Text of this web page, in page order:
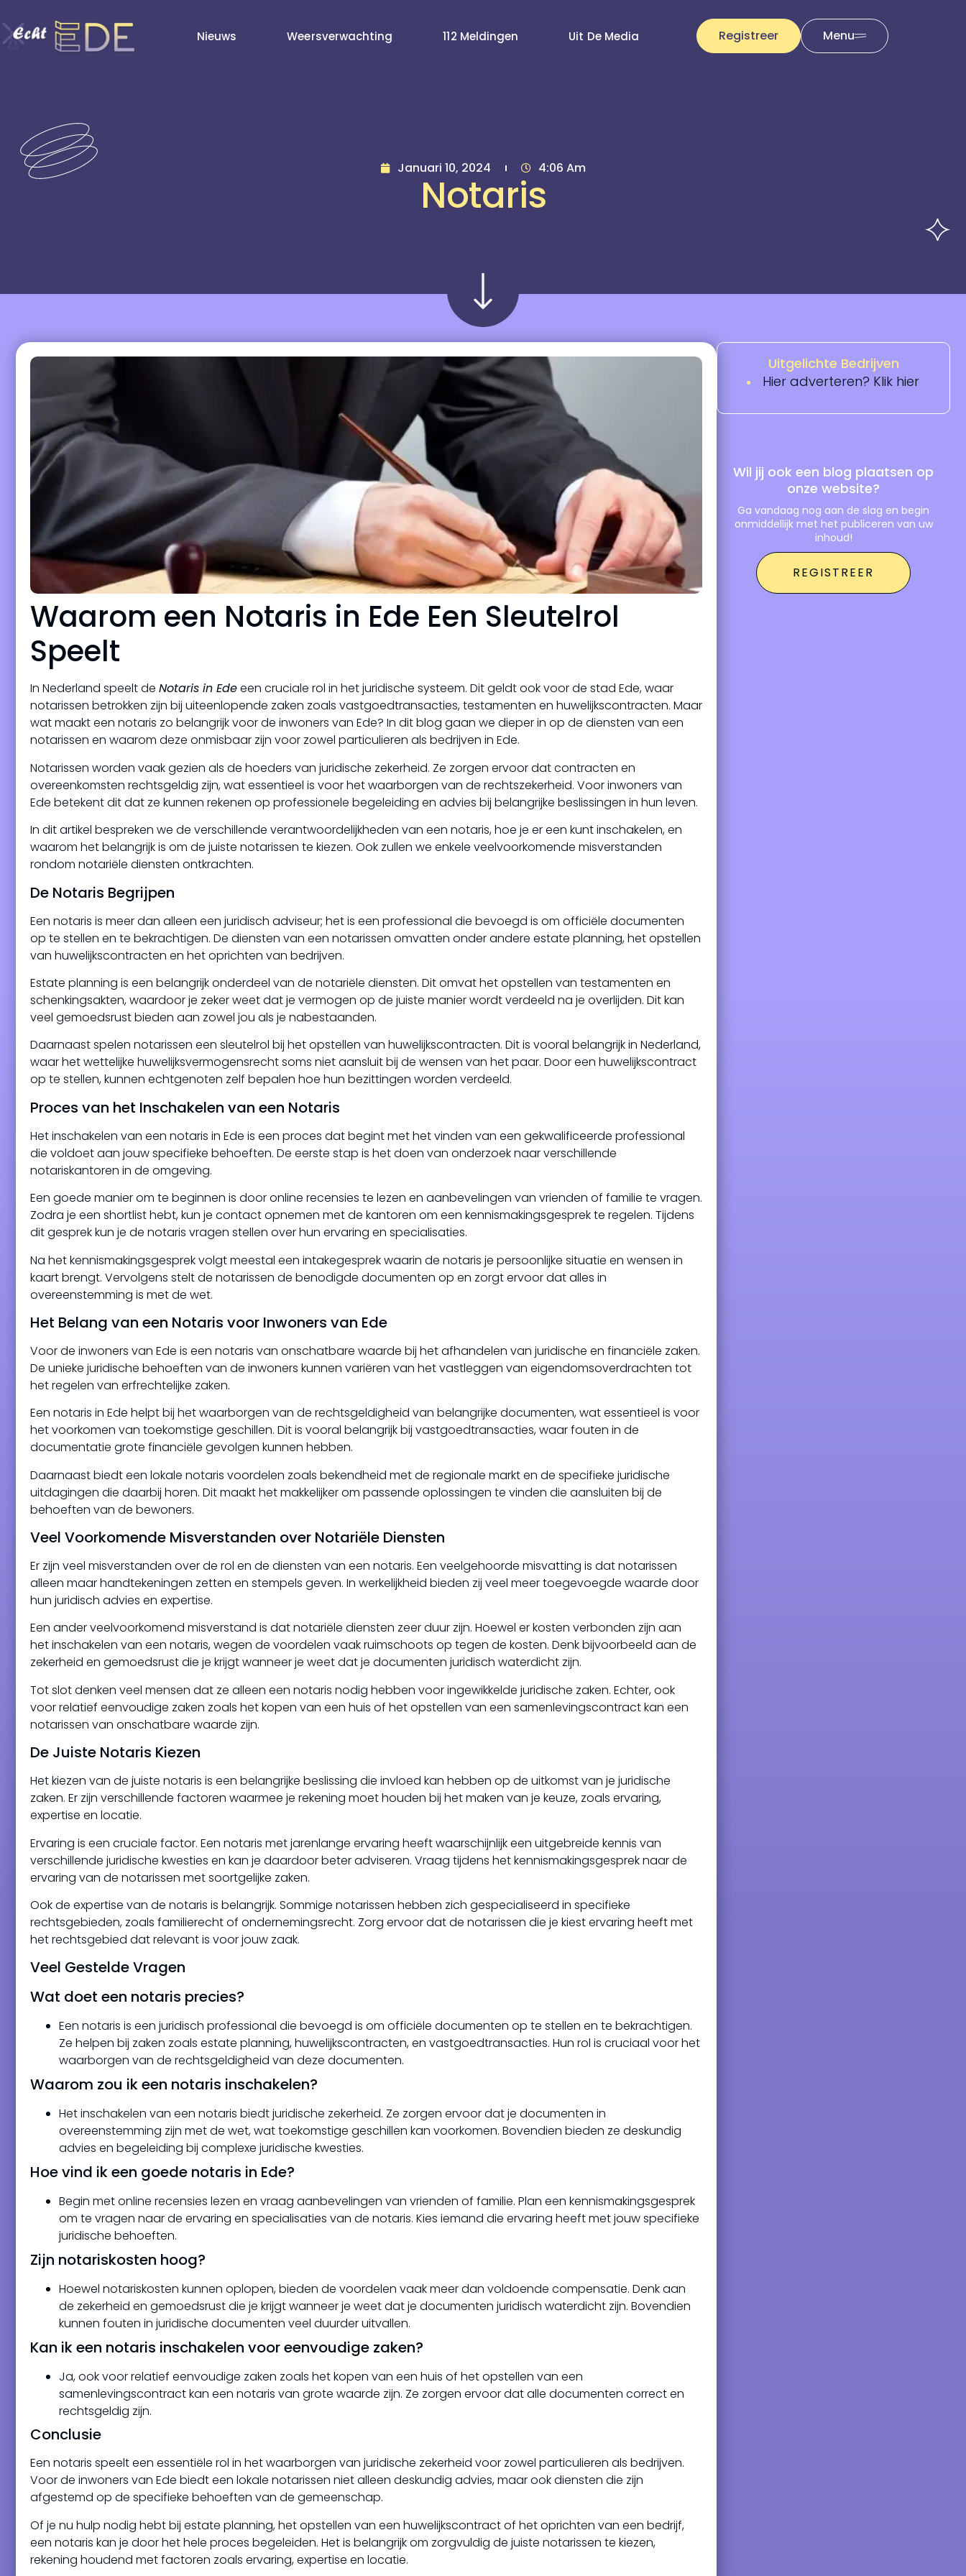
Nieuws Weersverwachting 112 Meldingen Uit De Media Registreer Menu
Januari 10, 2024 4:06 Am
Notaris
Waarom een Notaris in Ede Een Sleutelrol
Speelt
In Nederland speelt de Notaris in Edeeen cruciale rol in het juridische systeem. Dit geldt ook voor de stad Ede, waar
notarissen betrokken zijn bij uiteenlopende zaken zoals vastgoedtransacties, testamenten en huwelijkscontracten. Maar
wat maakt een notaris zo belangrijk voor de inwoners van Ede? In dit blog gaan we dieper in op de diensten van een
notarissen en waarom deze onmisbaar zijn voor zowel particulieren als bedrijven in Ede.
Notarissen worden vaak gezien als de hoeders van juridische zekerheid. Ze zorgen ervoor dat contracten en
overeenkomsten rechtsgeldig zijn, wat essentieel is voor het waarborgen van de rechtszekerheid. Voor inwoners van
Ede betekent dit dat ze kunnen rekenen op professionele begeleiding en advies bij belangrijke beslissingen in hun leven.
In dit artikel bespreken we de verschillende verantwoordelijkheden van een notaris, hoe je er een kunt inschakelen, en
waarom het belangrijk is om de juiste notarissen te kiezen. Ook zullen we enkele veelvoorkomende misverstanden
rondom notariële diensten ontkrachten.
De Notaris Begrijpen
Een notaris is meer dan alleen een juridisch adviseur; het is een professional die bevoegd is om officiële documenten
op te stellen en te bekrachtigen. De diensten van een notarissen omvatten onder andere estate planning, het opstellen
van huwelijkscontracten en het oprichten van bedrijven.
Estate planning is een belangrijk onderdeel van de notariële diensten. Dit omvat het opstellen van testamenten en
schenkingsakten, waardoor je zeker weet dat je vermogen op de juiste manier wordt verdeeld na je overlijden. Dit kan
veel gemoedsrust bieden aan zowel jou als je nabestaanden.
Daarnaast spelen notarissen een sleutelrol bij het opstellen van huwelijkscontracten. Dit is vooral belangrijk in Nederland,
waar het wettelijke huwelijksvermogensrecht soms niet aansluit bij de wensen van het paar. Door een huwelijkscontract
op te stellen, kunnen echtgenoten zelf bepalen hoe hun bezittingen worden verdeeld.
Proces van het Inschakelen van een Notaris
Het inschakelen van een notaris in Ede is een proces dat begint met het vinden van een gekwalificeerde professional
die voldoet aan jouw specifieke behoeften. De eerste stap is het doen van onderzoek naar verschillende
notariskantoren in de omgeving.
Een goede manier om te beginnen is door online recensies te lezen en aanbevelingen van vrienden of familie te vragen.
Zodra je een shortlist hebt, kun je contact opnemen met de kantoren om een kennismakingsgesprek te regelen. Tijdens
dit gesprek kun je de notaris vragen stellen over hun ervaring en specialisaties.
Na het kennismakingsgesprek volgt meestal een intakegesprek waarin de notaris je persoonlijke situatie en wensen in
kaart brengt. Vervolgens stelt de notarissen de benodigde documenten op en zorgt ervoor dat alles in
overeenstemming is met de wet.
Het Belang van een Notaris voor Inwoners van Ede
Voor de inwoners van Ede is een notaris van onschatbare waarde bij het afhandelen van juridische en financiële zaken.
De unieke juridische behoeften van de inwoners kunnen variëren van het vastleggen van eigendomsoverdrachten tot
het regelen van erfrechtelijke zaken.
Een notaris in Ede helpt bij het waarborgen van de rechtsgeldigheid van belangrijke documenten, wat essentieel is voor
het voorkomen van toekomstige geschillen. Dit is vooral belangrijk bij vastgoedtransacties, waar fouten in de
documentatie grote financiële gevolgen kunnen hebben.
Daarnaast biedt een lokale notaris voordelen zoals bekendheid met de regionale markt en de specifieke juridische
uitdagingen die daarbij horen. Dit maakt het makkelijker om passende oplossingen te vinden die aansluiten bij de
behoeften van de bewoners.
Veel Voorkomende Misverstanden over Notariële Diensten
Er zijn veel misverstanden over de rol en de diensten van een notaris. Een veelgehoorde misvatting is dat notarissen
alleen maar handtekeningen zetten en stempels geven. In werkelijkheid bieden zij veel meer toegevoegde waarde door
hun juridisch advies en expertise.
Een ander veelvoorkomend misverstand is dat notariële diensten zeer duur zijn. Hoewel er kosten verbonden zijn aan
het inschakelen van een notaris, wegen de voordelen vaak ruimschoots op tegen de kosten. Denk bijvoorbeeld aan de
zekerheid en gemoedsrust die je krijgt wanneer je weet dat je documenten juridisch waterdicht zijn.
Tot slot denken veel mensen dat ze alleen een notaris nodig hebben voor ingewikkelde juridische zaken. Echter, ook
voor relatief eenvoudige zaken zoals het kopen van een huis of het opstellen van een samenlevingscontract kan een
notarissen van onschatbare waarde zijn.
De Juiste Notaris Kiezen
Het kiezen van de juiste notaris is een belangrijke beslissing die invloed kan hebben op de uitkomst van je juridische
zaken. Er zijn verschillende factoren waarmee je rekening moet houden bij het maken van je keuze, zoals ervaring,
expertise en locatie.
Ervaring is een cruciale factor. Een notaris met jarenlange ervaring heeft waarschijnlijk een uitgebreide kennis van
verschillende juridische kwesties en kan je daardoor beter adviseren. Vraag tijdens het kennismakingsgesprek naar de
ervaring van de notarissen met soortgelijke zaken.
Ook de expertise van de notaris is belangrijk. Sommige notarissen hebben zich gespecialiseerd in specifieke
rechtsgebieden, zoals familierecht of ondernemingsrecht. Zorg ervoor dat de notarissen die je kiest ervaring heeft met
het rechtsgebied dat relevant is voor jouw zaak.
Veel Gestelde Vragen
Wat doet een notaris precies?
Een notaris is een juridisch professional die bevoegd is om officiële documenten op te stellen en te bekrachtigen.
Ze helpen bij zaken zoals estate planning, huwelijkscontracten, en vastgoedtransacties. Hun rol is cruciaal voor het
waarborgen van de rechtsgeldigheid van deze documenten.
Waarom zou ik een notaris inschakelen?
Het inschakelen van een notaris biedt juridische zekerheid. Ze zorgen ervoor dat je documenten in
overeenstemming zijn met de wet, wat toekomstige geschillen kan voorkomen. Bovendien bieden ze deskundig
advies en begeleiding bij complexe juridische kwesties.
Hoe vind ik een goede notaris in Ede?
Begin met online recensies lezen en vraag aanbevelingen van vrienden of familie. Plan een kennismakingsgesprek
om te vragen naar de ervaring en specialisaties van de notaris. Kies iemand die ervaring heeft met jouw specifieke
juridische behoeften.
Zijn notariskosten hoog?
Hoewel notariskosten kunnen oplopen, bieden de voordelen vaak meer dan voldoende compensatie. Denk aan
de zekerheid en gemoedsrust die je krijgt wanneer je weet dat je documenten juridisch waterdicht zijn. Bovendien
kunnen fouten in juridische documenten veel duurder uitvallen.
Kan ik een notaris inschakelen voor eenvoudige zaken?
Ja, ook voor relatief eenvoudige zaken zoals het kopen van een huis of het opstellen van een
samenlevingscontract kan een notaris van grote waarde zijn. Ze zorgen ervoor dat alle documenten correct en
rechtsgeldig zijn.
Conclusie
Een notaris speelt een essentiële rol in het waarborgen van juridische zekerheid voor zowel particulieren als bedrijven.
Voor de inwoners van Ede biedt een lokale notarissen niet alleen deskundig advies, maar ook diensten die zijn
afgestemd op de specifieke behoeften van de gemeenschap.
Of je nu hulp nodig hebt bij estate planning, het opstellen van een huwelijkscontract of het oprichten van een bedrijf,
een notaris kan je door het hele proces begeleiden. Het is belangrijk om zorgvuldig de juiste notarissen te kiezen,
rekening houdend met factoren zoals ervaring, expertise en locatie.
Uitgelichte Bedrijven
Hier adverteren? Klik hier
Wil jij ook een blog plaatsen op
onze website?
Ga vandaag nog aan de slag en begin
onmiddellijk met het publiceren van uw
inhoud!
REGISTREER